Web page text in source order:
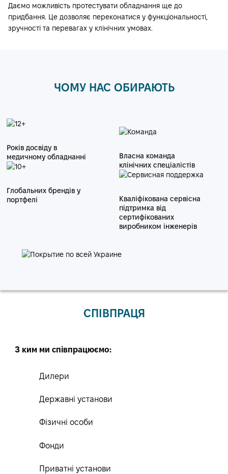
Даємо можливість протестувати обладнання ще до
придбання. Це дозволяє переконатися у функціональності,
зручності та перевагах у клінічних умовах.
ЧОМУ НАС ОБИРАЮТЬ
Років досвіду в
медичному обладнанні
Глобальних брендів у
портфелі
Власна команда
клінічних спеціалістів
Кваліфікована сервісна
підтримка від
сертифікованих
виробником інженерів
СПІВПРАЦЯ
З ким ми співпрацюємо:
Дилери
Державні установи
Фізичні особи
Фонди
Приватні установи